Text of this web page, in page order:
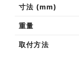
寸法 (mm)
重量
取付方法